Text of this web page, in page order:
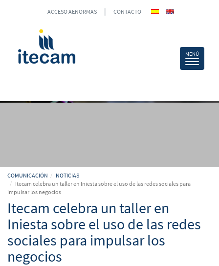
ACCESO AENORMAS | CONTACTO
COMUNICACIÓN
NOTICIAS
Itecam celebra un taller en Iniesta sobre el uso de las redes sociales para
impulsar los negocios
Itecam celebra un taller en
Iniesta sobre el uso de las redes
sociales para impulsar los
negocios